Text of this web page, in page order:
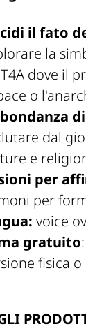
il fato
la
dove il
o
dal
e
per
per
voice
gratuito
fisica